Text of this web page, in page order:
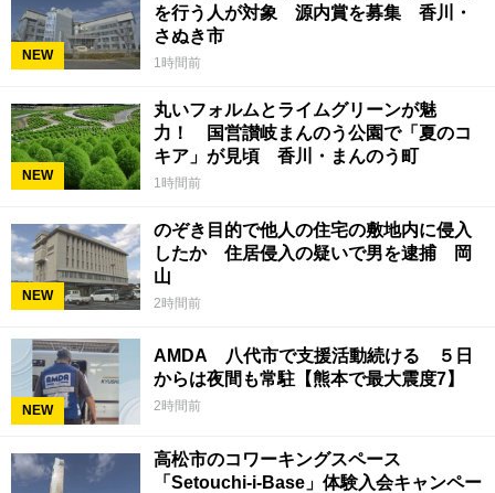
NEW
を行う人が対象 源内賞を募集 香川・
さぬき市
1時間前
NEW
丸いフォルムとライムグリーンが魅
力！ 国営讃岐まんのう公園で「夏のコ
キア」が見頃 香川・まんのう町
1時間前
NEW
のぞき目的で他人の住宅の敷地内に侵入
したか 住居侵入の疑いで男を逮捕 岡
山
2時間前
NEW
AMDA 八代市で支援活動続ける ５日
からは夜間も常駐【熊本で最大震度7】
2時間前
高松市のコワーキングスペース
「Setouchi-i-Base」体験入会キャンペー